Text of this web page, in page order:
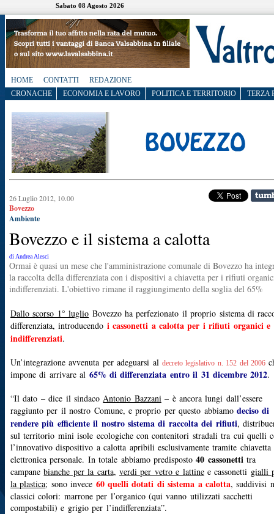
Sabato 08 Agosto 2026
HOME CONTATTI
REDAZIONE
CRONACHE
ECONOMIA E LAVORO POLITICA E TERRITORIO TERZA
26 Luglio 2012, 10.00
Bovezzo
Ambiente
Bovezzo e il sistema a calotta
di Andrea Alesci
Ormai è quasi un mese che l'amministrazione comunale di Bovezzo ha
la raccolta della differenziata con i dispositivi a chiavetta per i rifiuti
indifferenziati. L'obiettivo rimane il raggiungimento della soglia del 65%
Dallo scorso 1° luglio Bovezzo ha perfezionato il proprio sistema di
differenziata, introducendo i cassonetti a calotta per i rifiuti organici e
indifferenziati.
Un’integrazione avvenuta per adeguarsi al decreto legislativo n. 152 del 2006
impone di arrivare al 65% di differenziata entro il 31 dicembre 2012.
“Il dato – dice il sindacoAntonio Bazzani– è ancora lungi dall’essere
raggiunto per il nostro Comune, e proprio per questo abbiamo deciso di
rendere più efficiente il nostro sistema di raccolta dei rifiuti,
sul territorio mini isole ecologiche con contenitori stradali tra cui quelli
l’innovativo dispositivo a calotta apribili esclusivamente tramite chiavetta
elettronica personale. In totale abbiamo predisposto40 cassonettitra
campanebianche per la carta,verdi per vetro e lattinee cassonetti gialli
la plastica; sono invece 60 quelli dotati di sistema a calotta, suddivisi
classici colori: marrone per l’organico (qui vanno utilizzati sacchetti
compostabili) e grigio per l’indifferenziata”.